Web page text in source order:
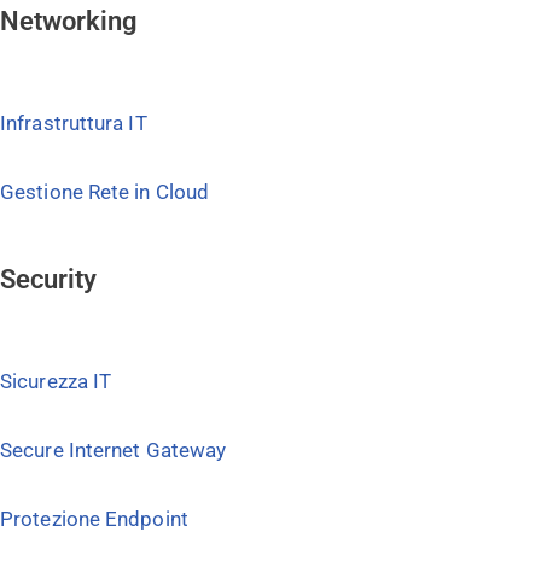
Networking
Infrastruttura IT
Gestione Rete in Cloud
Security
Sicurezza IT
Secure Internet Gateway
Protezione Endpoint